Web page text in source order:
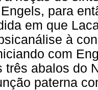
para
em que
à
com
três abalos do
paterna